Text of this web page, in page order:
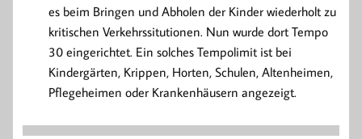
es beim Bringen und Abholen der Kinder wiederholt zu
kritischen Verkehrssitutionen. Nun wurde dort Tempo
30 eingerichtet. Ein solches Tempolimit ist bei
Kindergärten, Krippen, Horten, Schulen, Altenheimen,
Pflegeheimen oder Krankenhäusern angezeigt.